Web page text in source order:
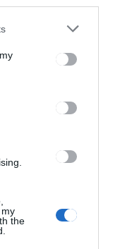
the
a